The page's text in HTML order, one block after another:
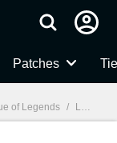
Patches
of Legends / LoL: Patch 10.21 no PBE com novas skins Odisseia, mudanças de balanceamento e mais